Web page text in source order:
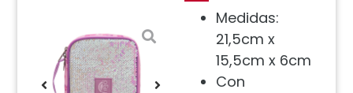
Medidas:
21,5cm x
15,5cm x 6cm
Con